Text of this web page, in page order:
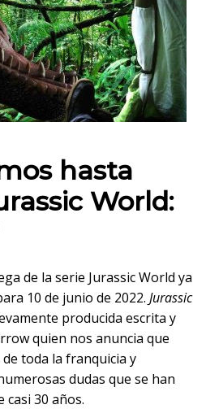
hasta
World:
de la serie Jurassic World ya
10 de junio de 2022. Jurassic
producida escrita y
quien nos anuncia que
toda la franquicia y
dudas que se han
casi 30 años.